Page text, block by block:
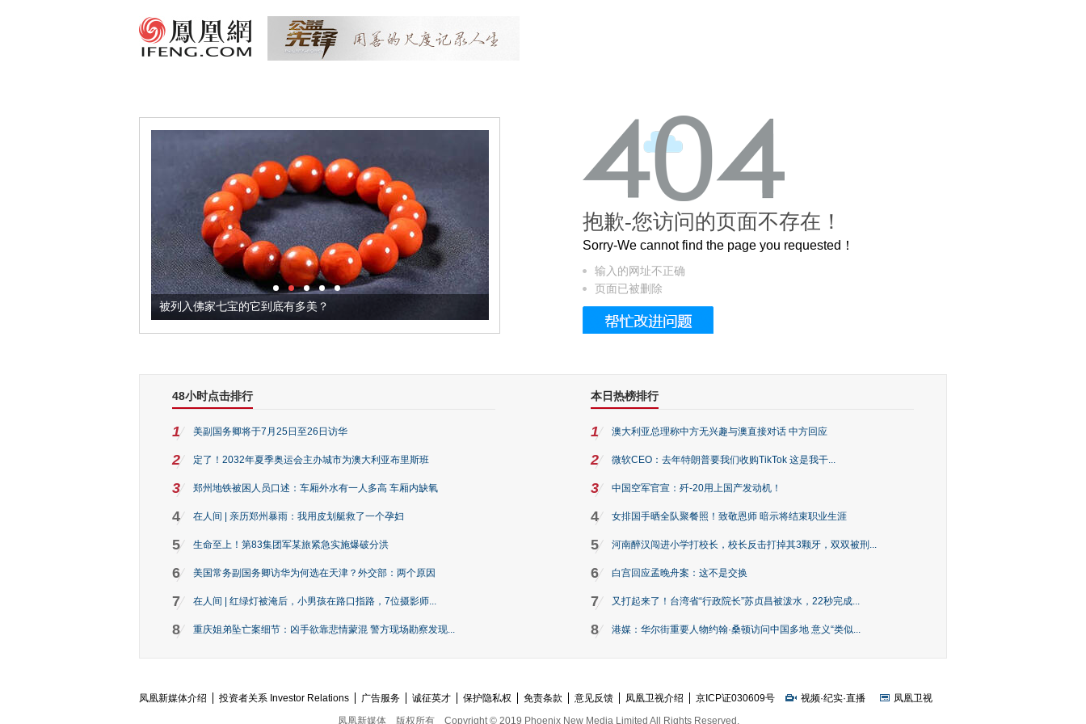
被列入佛家七宝的它到底有多美？ 这个3.2米的长卷，还原了600岁的紫禁城
抱歉-您访问的页面不存在！
Sorry-We cannot find the page you requested！
输入的网址不正确
页面已被删除
48小时点击排行
1 美副国务卿将于7月25日至26日访华
2 定了！2032年夏季奥运会主办城市为澳大利亚布里斯班
3 郑州地铁被困人员口述：车厢外水有一人多高 车厢内缺氧
4 在人间 | 亲历郑州暴雨：我用皮划艇救了一个孕妇
5 生命至上！第83集团军某旅紧急实施爆破分洪
6 美国常务副国务卿访华为何选在天津？外交部：两个原因
7 在人间 | 红绿灯被淹后，小男孩在路口指路，7位摄影师...
8 重庆姐弟坠亡案细节：凶手欲靠悲情蒙混 警方现场勘察发现...
本日热榜排行
1 澳大利亚总理称中方无兴趣与澳直接对话 中方回应
2 微软CEO：去年特朗普要我们收购TikTok 这是我干...
3 中国空军官宣：歼-20用上国产发动机！
4 女排国手晒全队聚餐照！致敬恩师 暗示将结束职业生涯
5 河南醉汉闯进小学打校长，校长反击打掉其3颗牙，双双被刑...
6 白宫回应孟晚舟案：这不是交换
7 又打起来了！台湾省“行政院长”苏贞昌被泼水，22秒完成...
8 港媒：华尔街重要人物约翰·桑顿访问中国多地 意义“类似...
凤凰新媒体介绍 投资者关系 Investor Relations 广告服务 诚征英才 保护隐私权 免责条款 意见反馈 凤凰卫视介绍 京ICP证030609号 视频·纪实·直播
凤凰卫视
凤凰新媒体
版权所有 Copyright © 2019 Phoenix New Media Limited All Rights Reserved.